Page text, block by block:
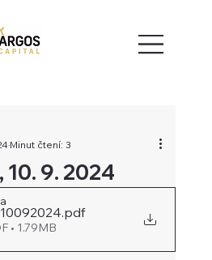
9. 2024
Minut čtení: 3
.pdf
• 1.79MB